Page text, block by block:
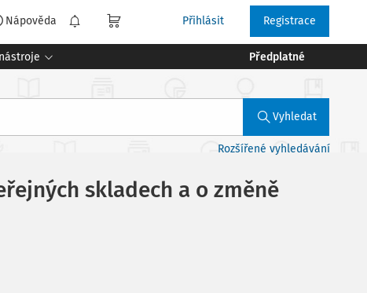
Nápověda Přihlásit Registrace
Předplatné
Vyhledat
Rozšířené vyhledávání
skladech a o změně